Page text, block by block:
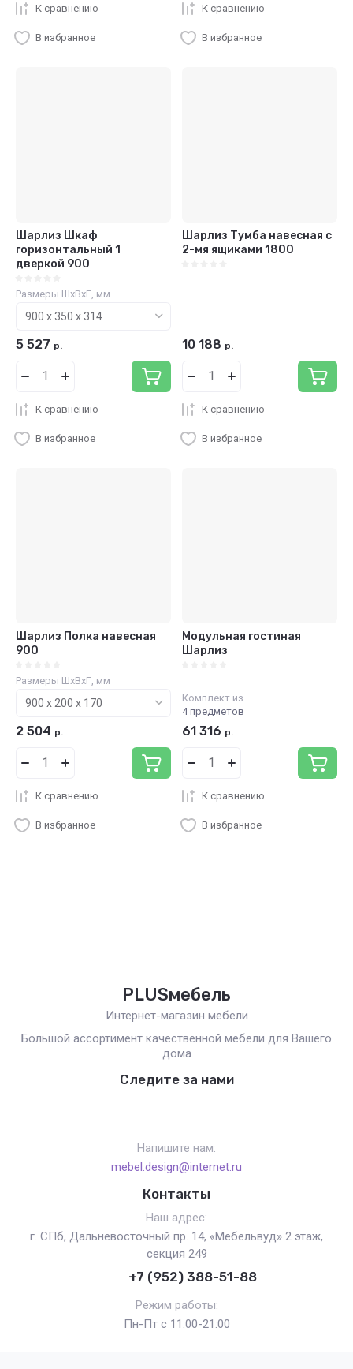
К сравнению
В избранное
К сравнению
В избранное
Шарлиз Шкаф
горизонтальный 1
дверкой 900
Размеры ШхВхГ, мм
5 527 р.
К сравнению
В избранное
Шарлиз Тумба навесная с
2-мя ящиками 1800
10 188 р.
К сравнению
В избранное
Шарлиз Полка навесная
900
Размеры ШхВхГ, мм
2 504 р.
К сравнению
В избранное
Модульная гостиная
Шарлиз
Комплект из
4 предметов
61 316 р.
К сравнению
В избранное
PLUSмебель
Интернет-магазин мебели
Большой ассортимент качественной мебели для Вашего
дома
Следите за нами
Напишите нам:
mebel.design@internet.ru
Контакты
Наш адрес:
г. СПб, Дальневосточный пр. 14, «Мебельвуд» 2 этаж,
секция 249
+7 (952) 388-51-88
Режим работы:
Пн-Пт с 11:00-21:00